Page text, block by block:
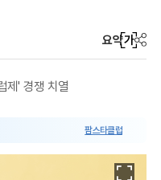
요약가
'짜먹는 시럽제' 경쟁 치열
팜스타클럽